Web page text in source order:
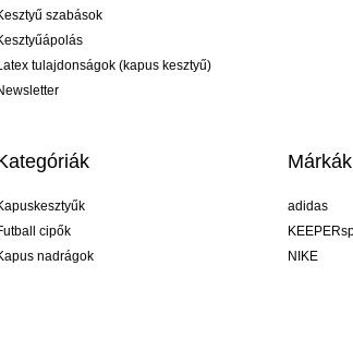
szabások
tulajdonságok (kapus kesztyű)
cipők
nadrágok
Márkák
adidas
NIKE